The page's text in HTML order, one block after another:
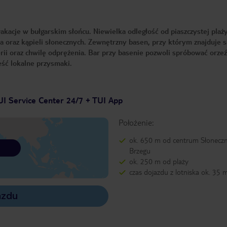
w bułgarskim słońcu. Niewielka odległość od piaszczystej
kąpieli słonecznych. Zewnętrzny basen, przy którym znajduje
oraz chwilę odprężenia. Bar przy basenie pozwoli spróbować
lokalne przysmaki.
Service Center 24/7 + TUI App
Położenie:
ok. 650 m od centrum
Brzegu
ok. 250 m od plaży
czas dojazdu z lotniska ok. 35